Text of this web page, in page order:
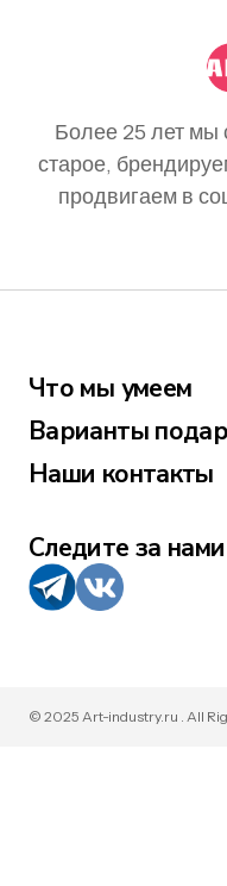
Более 25 лет мы
старое,
продвигаем в
Что мы умеем
Варианты
Наши контакты
Следите за нами
© 2025 Art-industry.ru . All